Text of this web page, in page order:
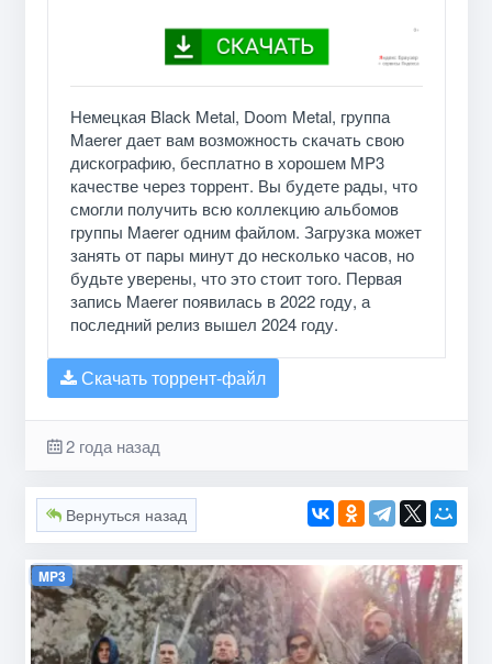
Немецкая Black Metal, Doom Metal, группа
Maerer дает вам возможность скачать свою
дискографию, бесплатно в хорошем MP3
качестве через торрент. Вы будете рады, что
смогли получить всю коллекцию альбомов
группы Maerer одним файлом. Загрузка может
занять от пары минут до несколько часов, но
будьте уверены, что это стоит того. Первая
запись Maerer появилась в 2022 году, а
последний релиз вышел 2024 году.
Скачать торрент-файл
2 года назад
Вернуться назад
MP3